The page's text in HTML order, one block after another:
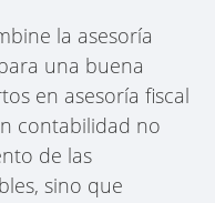
la asesoría
una buena
en asesoría fiscal
contabilidad no
de las
sino que